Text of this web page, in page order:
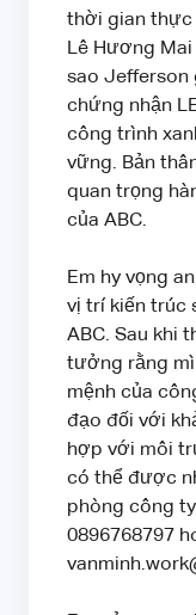
thời gian thực
Lê Hương
sao Jefferson
chứng nhận
công trình
vững. Bản
quan trọng
của ABC.
Em hy vọng
vị trí kiến ​​trúc
ABC. Sau khi
tưởng rằng
mệnh của
đạo đối với
hợp với môi
có thể được
phòng công
0896768797